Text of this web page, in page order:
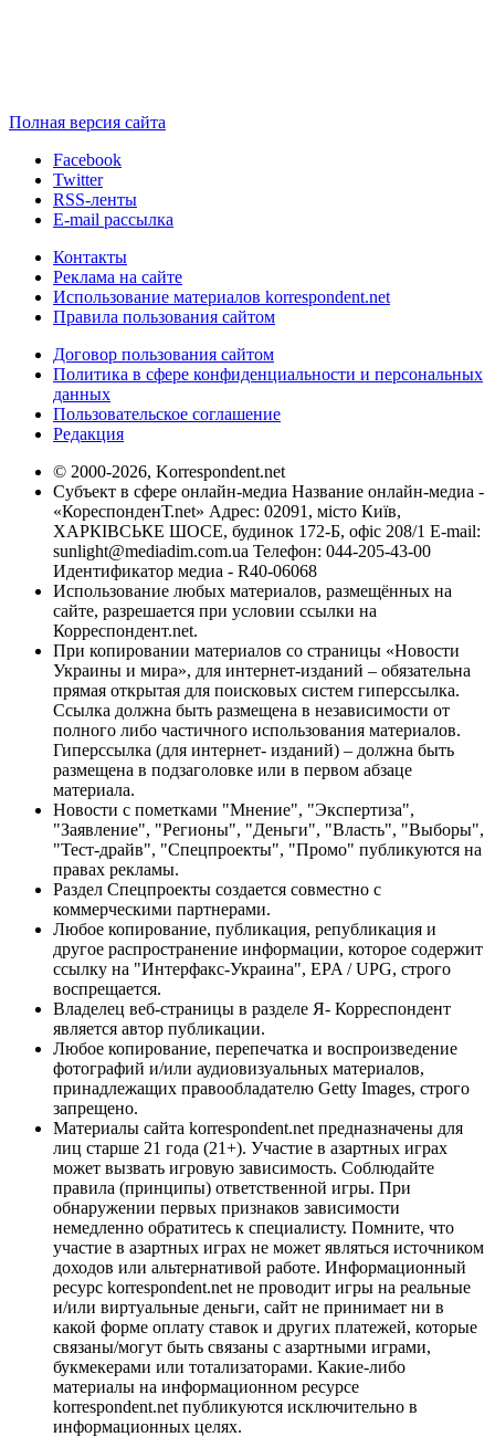
Полная версия сайта
Facebook
Twitter
RSS-ленты
E-mail рассылка
Контакты
Реклама на сайте
Использование материалов korrespondent.net
Правила пользования сайтом
Договор пользования сайтом
Политика в сфере конфиденциальности и персональных
данных
Пользовательское соглашение
Редакция
© 2000-2026, Korrespondent.net
Субъект в сфере онлайн-медиа Название онлайн-медиа -
«КореспонденТ.net» Адрес: 02091, місто Київ,
ХАРКІВСЬКЕ ШОСЕ, будинок 172-Б, офіс 208/1 E-mail:
sunlight@mediadim.com.ua Телефон: 044-205-43-00
Идентификатор медиа - R40-06068
Использование любых материалов, размещённых на
сайте, разрешается при условии ссылки на
Корреспондент.net.
При копировании материалов со страницы «Новости
Украины и мира», для интернет-изданий – обязательна
прямая открытая для поисковых систем гиперссылка.
Ссылка должна быть размещена в независимости от
полного либо частичного использования материалов.
Гиперссылка (для интернет- изданий) – должна быть
размещена в подзаголовке или в первом абзаце
материала.
Новости с пометками "Мнение", "Экспертиза",
"Заявление", "Регионы", "Деньги", "Власть", "Выборы",
"Тест-драйв", "Спецпроекты", "Промо" публикуются на
правах рекламы.
Раздел Спецпроекты создается совместно с
коммерческими партнерами.
Любое копирование, публикация, републикация и
другое распространение информации, которое содержит
ссылку на "Интерфакс-Украина", EPA / UPG, строго
воспрещается.
Владелец веб-страницы в разделе Я- Корреспондент
является автор публикации.
Любое копирование, перепечатка и воспроизведение
фотографий и/или аудиовизуальных материалов,
принадлежащих правообладателю Getty Images, строго
запрещено.
Материалы сайта korrespondent.net предназначены для
лиц старше 21 года (21+). Участие в азартных играх
может вызвать игровую зависимость. Соблюдайте
правила (принципы) ответственной игры. При
обнаружении первых признаков зависимости
немедленно обратитесь к специалисту. Помните, что
участие в азартных играх не может являться источником
доходов или альтернативой работе. Информационный
ресурс korrespondent.net не проводит игры на реальные
и/или виртуальные деньги, сайт не принимает ни в
какой форме оплату ставок и других платежей, которые
связаны/могут быть связаны с азартными играми,
букмекерами или тотализаторами. Какие-либо
материалы на информационном ресурсе
korrespondent.net публикуются исключительно в
информационных целях.